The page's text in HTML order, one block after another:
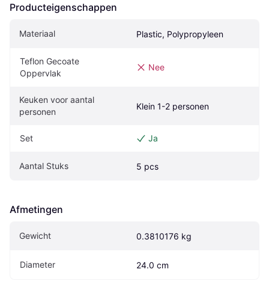
Producteigenschappen
Materiaal Plastic, Polypropyleen
Teflon Gecoate
Oppervlak
Nee
Keuken voor aantal
personen
Klein 1-2 personen
Set Ja
Aantal Stuks 5 pcs
Afmetingen
Gewicht 0.3810176 kg
Diameter 24.0 cm